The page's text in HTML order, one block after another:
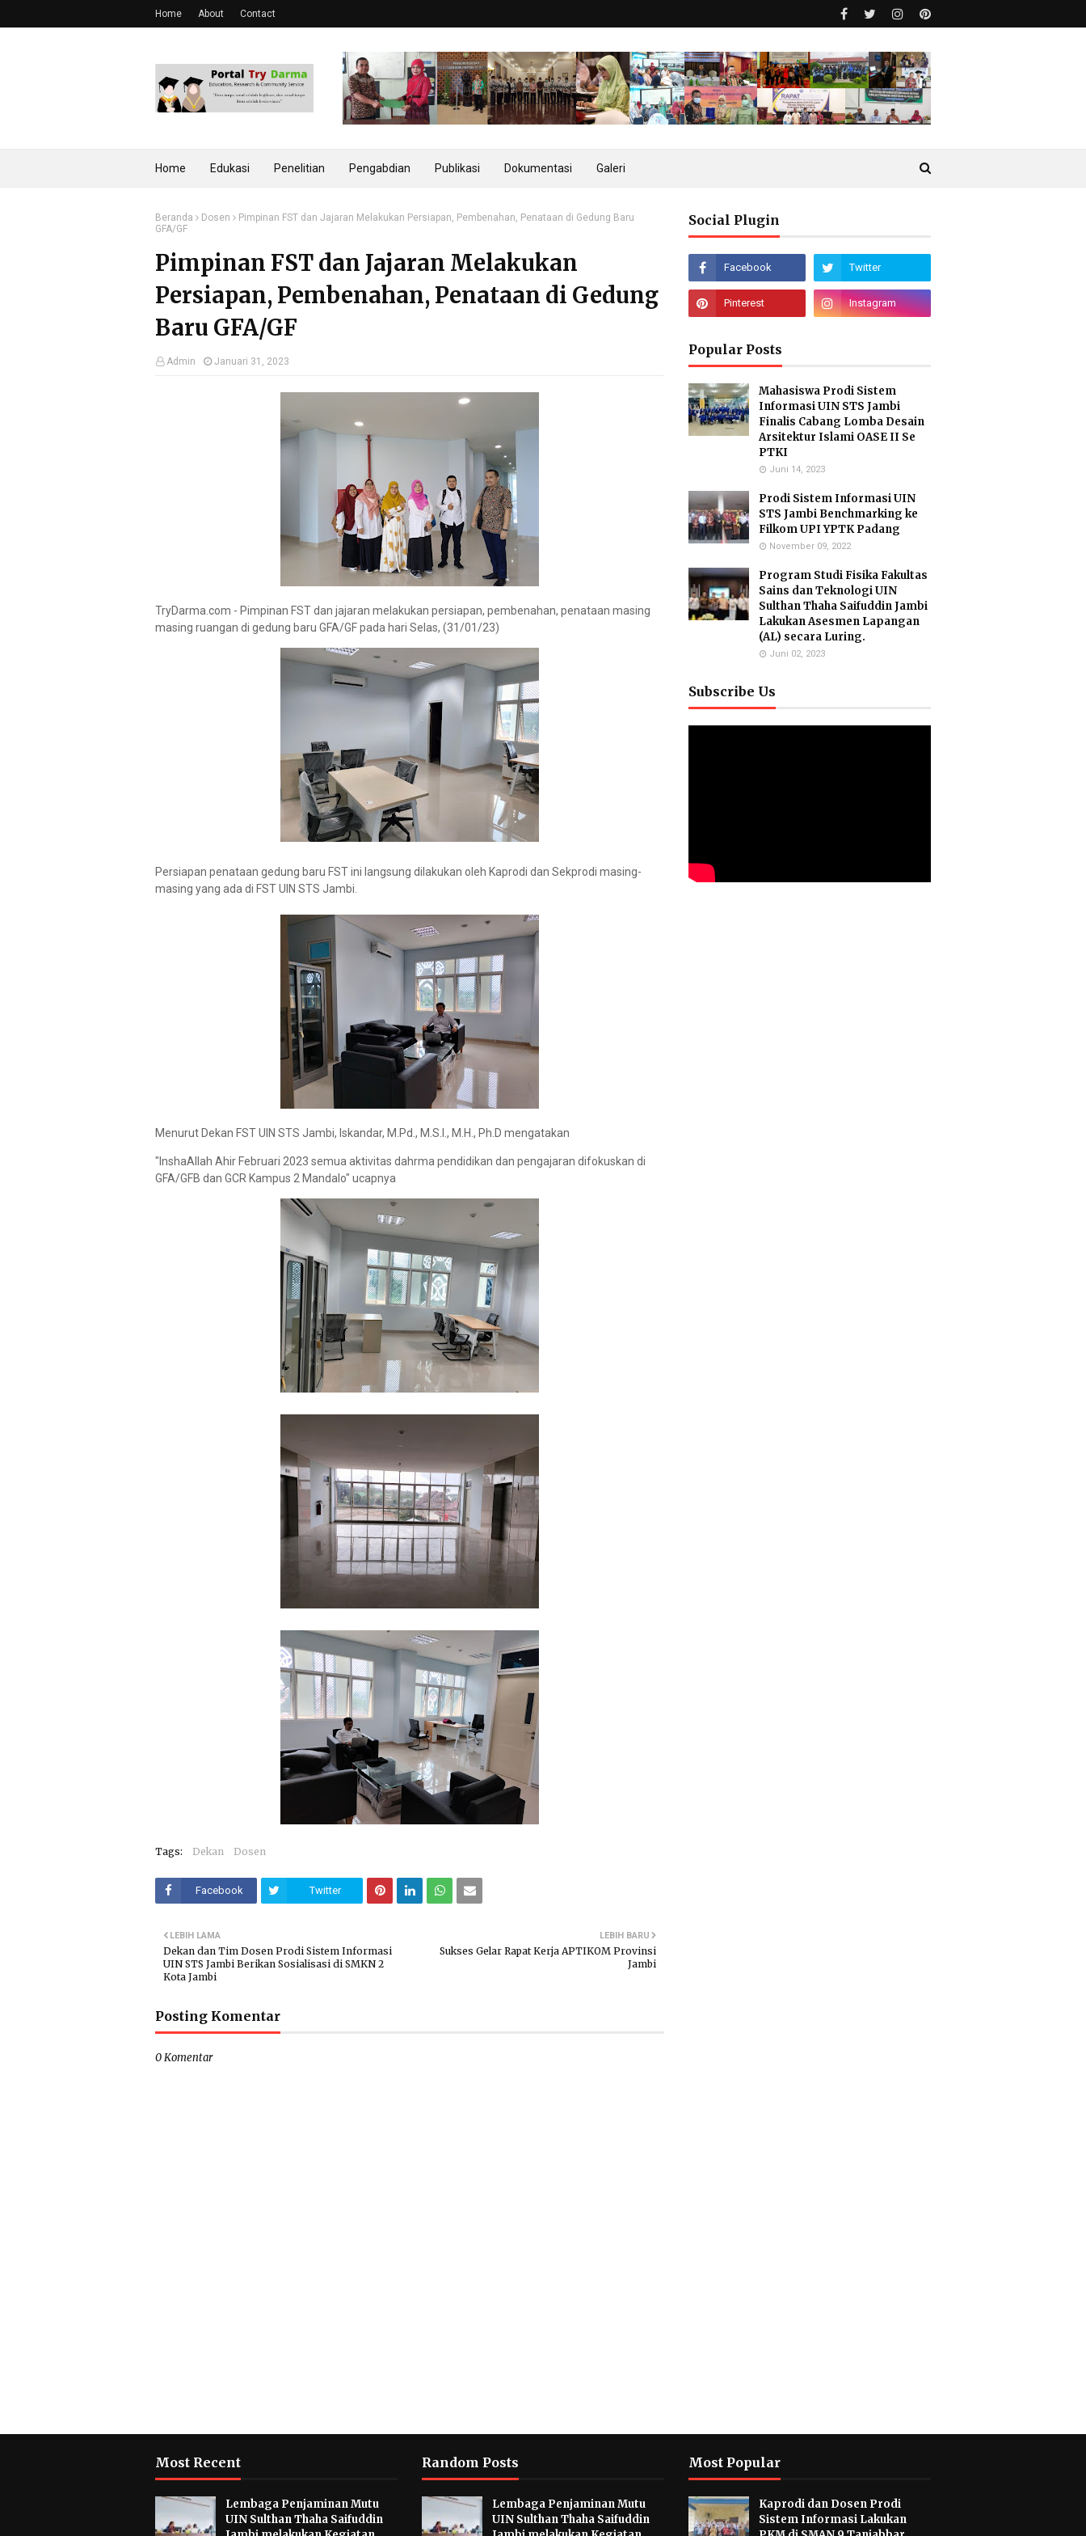
Home About Contact
Home Edukasi Penelitian Pengabdian Publikasi Dokumentasi Galeri
Beranda Dosen
Pimpinan FST dan Jajaran Melakukan Persiapan, Pembenahan, Penataan di Gedung Baru
GFA/GF
Pimpinan FST dan Jajaran Melakukan
Persiapan, Pembenahan, Penataan di Gedung
Baru GFA/GF
Admin Januari 31, 2023
TryDarma.com - Pimpinan FST dan jajaran melakukan persiapan, pembenahan, penataan masing
masing ruangan di gedung baru GFA/GF pada hari Selas, (31/01/23)
Persiapan penataan gedung baru FST ini langsung dilakukan oleh Kaprodi dan Sekprodi masing-
masing yang ada di FST UIN STS Jambi.
Menurut Dekan FST UIN STS Jambi, Iskandar, M.Pd., M.S.I., M.H., Ph.D mengatakan
"InshaAllah Ahir Februari 2023 semua aktivitas dahrma pendidikan dan pengajaran difokuskan di
GFA/GFB dan GCR Kampus 2 Mandalo" ucapnya
Tags: Dekan Dosen
Facebook Twitter
LEBIH BARU
Sukses Gelar Rapat Kerja APTIKOM Provinsi
Jambi
LEBIH LAMA
Dekan dan Tim Dosen Prodi Sistem Informasi
UIN STS Jambi Berikan Sosialisasi di SMKN 2
Kota Jambi
Posting Komentar
0 Komentar
Social Plugin
Popular Posts
Mahasiswa Prodi Sistem
Informasi UIN STS Jambi
Finalis Cabang Lomba Desain
Arsitektur Islami OASE II Se
PTKI
Juni 14, 2023
Prodi Sistem Informasi UIN
STS Jambi Benchmarking ke
Filkom UPI YPTK Padang
November 09, 2022
Program Studi Fisika Fakultas
Sains dan Teknologi UIN
Sulthan Thaha Saifuddin Jambi
Lakukan Asesmen Lapangan
(AL) secara Luring.
Juni 02, 2023
Subscribe Us
Most Recent
Lembaga Penjaminan Mutu
UIN Sulthan Thaha Saifuddin
Random Posts
Lembaga Penjaminan Mutu
UIN Sulthan Thaha Saifuddin
Most Popular
Kaprodi dan Dosen Prodi
Sistem Informasi Lakukan